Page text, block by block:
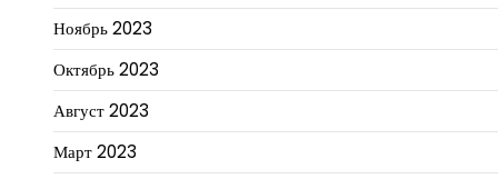
Ноябрь 2023
Октябрь 2023
Август 2023
Март 2023